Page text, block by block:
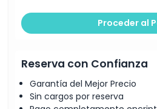
Política para Niños y Adultos
Horario de Apertura
Proceder al
Reserva con Confianza
Garantía del Mejor Precio
Sin cargos por reserva